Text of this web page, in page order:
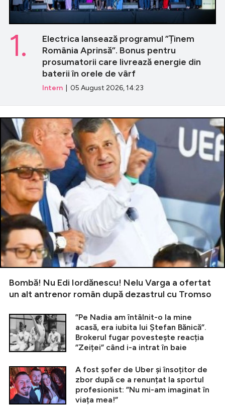
Electrica lansează programul ”Ținem
România Aprinsă”. Bonus pentru
prosumatorii care livrează energie din
baterii în orele de vârf
Intern | 05 August 2026, 14:23
1.
Bombă! Nu Edi Iordănescu! Nelu Varga a ofertat
un alt antrenor român după dezastrul cu Tromso
”Pe Nadia am întâlnit-o la mine
acasă, era iubita lui Ștefan Bănică”.
Brokerul fugar povestește reacția
”Zeiței” când i-a intrat în baie
A fost șofer de Uber și însoțitor de
zbor după ce a renunțat la sportul
profesionist: ”Nu mi-am imaginat în
viața mea!”